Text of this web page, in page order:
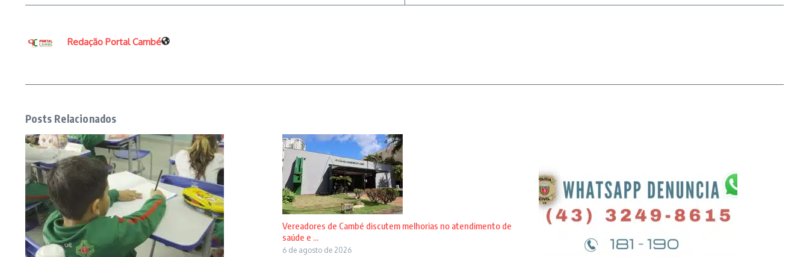
Redação Portal Cambé
Posts Relacionados
Vereadores de Cambé discutem melhorias no atendimento de
saúde e ...
6 de agosto de 2026